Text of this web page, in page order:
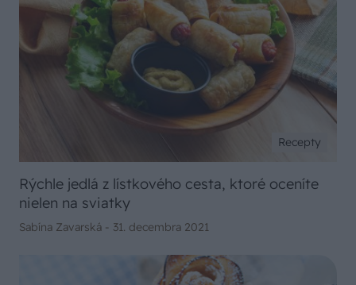
Recepty
Rýchle jedlá z lístkového cesta, ktoré oceníte
nielen na sviatky
Sabína Zavarská - 31. decembra 2021